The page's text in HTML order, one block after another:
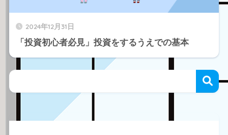
2024年12月31日
「投資初心者必見」投資をするうえでの基本